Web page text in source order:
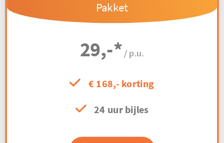
Pakket
29,-* / p.u.
€ 168,- korting
24 uur bijles